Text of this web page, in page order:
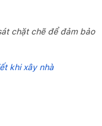
chặt chẽ để đảm bảo
khi xây nhà